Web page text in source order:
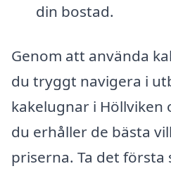
din bostad.
Genom att använda
du tryggt navigera i
kakelugnar i Höllviken
du erhåller de bästa
priserna. Ta det första